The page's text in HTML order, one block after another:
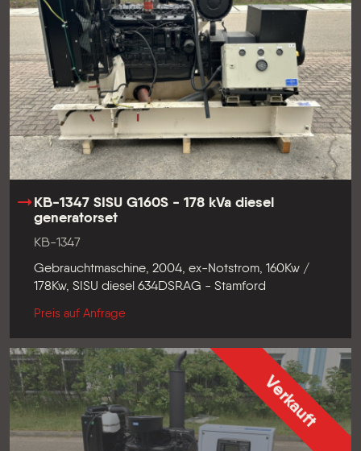
KB-1347 SISU G160S - 178 kVa diesel
generatorset
KB-1347
Gebrauchtmaschine, 2004, ex-Notstrom, 160Kw /
178Kw, SISU diesel 634DSRAG - Stamford
Preis auf Anfrage
Verkauft